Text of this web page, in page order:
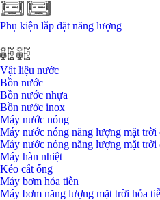
Phụ kiện lắp đặt năng lượng
Vật liệu nước
Bồn nước
Bồn nước nhựa
Bồn nước inox
Máy nước nóng
Máy nước nóng năng lượng mặt trời
Máy nước nóng năng lượng mặt trời
Máy hàn nhiệt
Kéo cắt ống
Máy bơm hỏa tiễn
Máy bơm năng lượng mặt trời hỏa